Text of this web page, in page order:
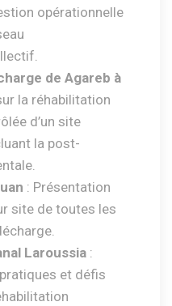
opérationnelle
de Agareb à
la réhabilitation
d’un site
la post-
: Présentation
site de toutes les
Laroussia :
et défis